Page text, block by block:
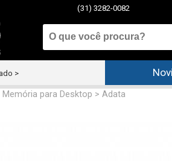
(31) 3282-0082
>
Memória para Desktop > Adata